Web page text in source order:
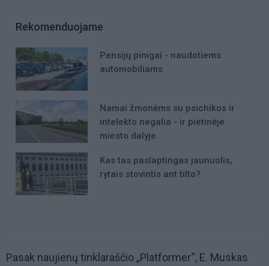
Rekomenduojame
Pensijų pinigai - naudotiems
automobiliams
Namai žmonėms su psichikos ir
intelekto negalia - ir pietinėje
miesto dalyje
Kas tas paslaptingas jaunuolis,
rytais stovintis ant tilto?
Pasak naujienų tinklaraščio „Platformer“, E. Muskas